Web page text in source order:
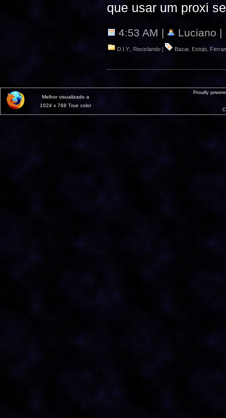
que usar um proxi
4:53 AM | Luciano |
D.I.Y. Reciclando | Bazar, Estojo
Melhor visualizado a
1024 x 768 True color
Proudly